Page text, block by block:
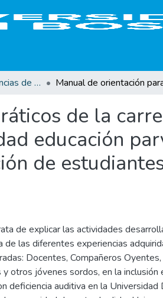
Licenciatura en Ciencias de la Educación Opción Parvularia
de la
educación
de
de explicar las actividades
de las diferentes experiencias
Docentes, Compañeros
otros jóvenes sordos, en la inclusión
deficiencia auditiva en la Universidad